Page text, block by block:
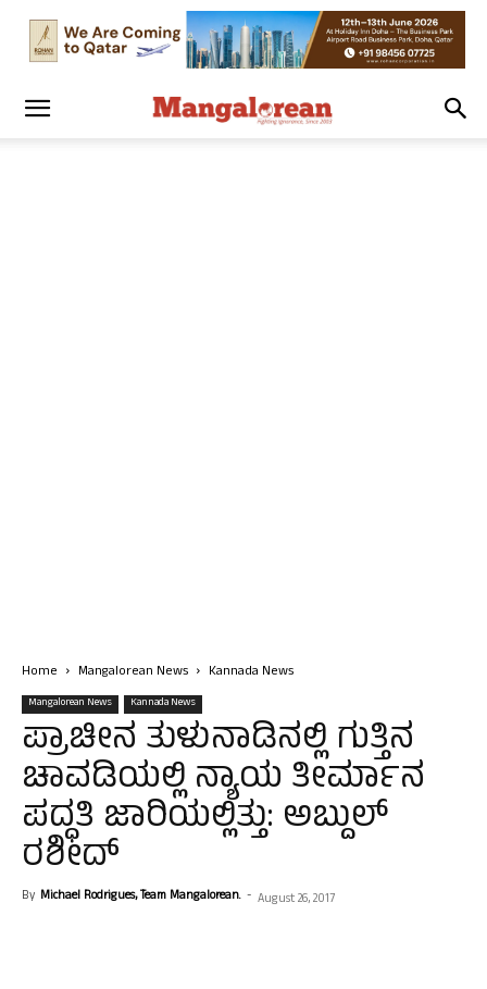
Home Mangalorean News Kannada News
Mangalorean News Kannada News
ಪ್ರಾಚೀನ ತುಳುನಾಡಿನಲ್ಲಿ ಗುತ್ತಿನ
ಚಾವಡಿಯಲ್ಲಿ ನ್ಯಾಯ ತೀರ್ಮಾನ
ಪದ್ಧತಿ ಜಾರಿಯಲ್ಲಿತ್ತು: ಅಬ್ದುಲ್
ರಶೀದ್
By Michael Rodrigues, Team Mangalorean. - August 26, 2017